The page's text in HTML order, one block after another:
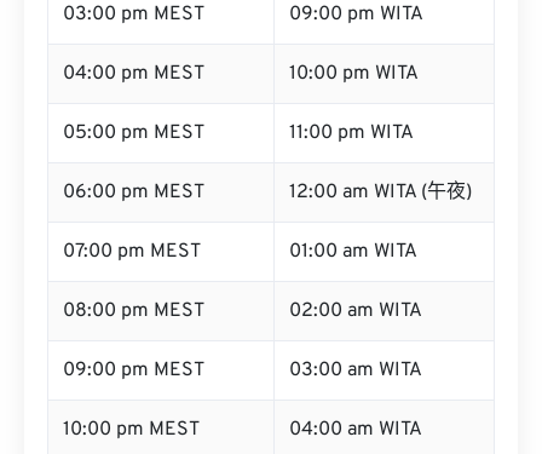
03:00 pm MEST 09:00 pm WITA
04:00 pm MEST 10:00 pm WITA
05:00 pm MEST 11:00 pm WITA
06:00 pm MEST 12:00 am WITA (午夜)
07:00 pm MEST 01:00 am WITA
08:00 pm MEST 02:00 am WITA
09:00 pm MEST 03:00 am WITA
10:00 pm MEST 04:00 am WITA